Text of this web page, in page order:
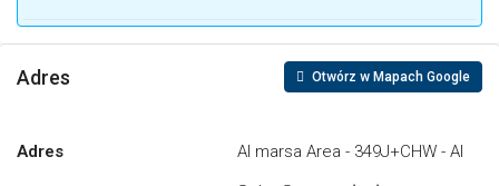
Adres Otwórz w Mapach Google
Adres
Al marsa Area - 349J+CHW - Al